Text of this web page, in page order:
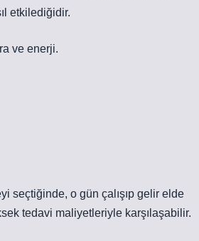
etkilediğidir.
ve enerji.
seçtiğinde, o gün çalışıp gelir elde
tedavi maliyetleriyle karşılaşabilir.